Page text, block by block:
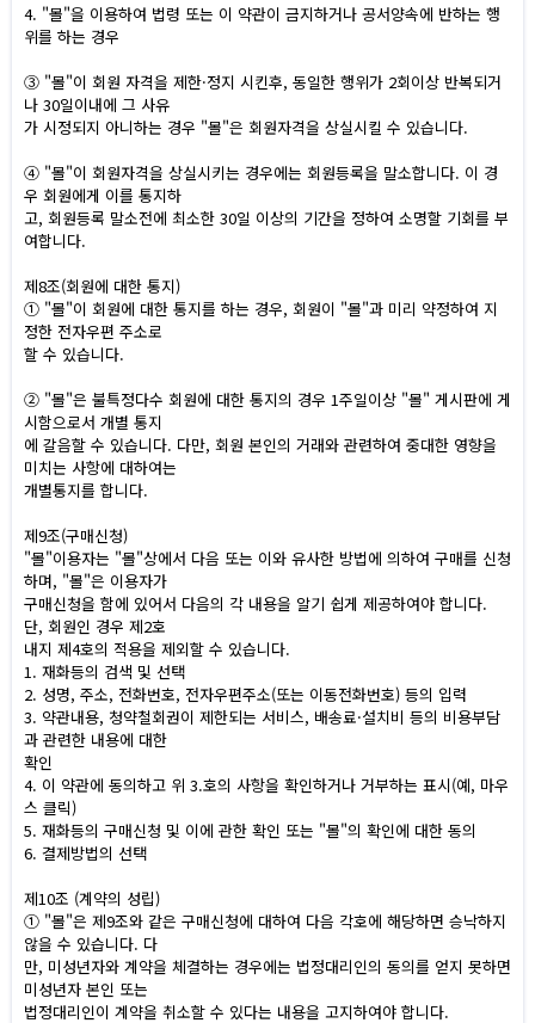
4. "몰"을 이용하여 법령 또는 이 약관이 금지하거나 공서양속에 반하는 행
위를 하는 경우
③ "몰"이 회원 자격을 제한·정지 시킨후, 동일한 행위가 2회이상 반복되거
나 30일이내에 그 사유
가 시정되지 아니하는 경우 "몰"은 회원자격을 상실시킬 수 있습니다.
④ "몰"이 회원자격을 상실시키는 경우에는 회원등록을 말소합니다. 이 경
우 회원에게 이를 통지하
고, 회원등록 말소전에 최소한 30일 이상의 기간을 정하여 소명할 기회를 부
여합니다.
제8조(회원에 대한 통지)
① "몰"이 회원에 대한 통지를 하는 경우, 회원이 "몰"과 미리 약정하여 지
정한 전자우편 주소로
할 수 있습니다.
② "몰"은 불특정다수 회원에 대한 통지의 경우 1주일이상 "몰" 게시판에 게
시함으로서 개별 통지
에 갈음할 수 있습니다. 다만, 회원 본인의 거래와 관련하여 중대한 영향을
미치는 사항에 대하여는
개별통지를 합니다.
제9조(구매신청)
"몰"이용자는 "몰"상에서 다음 또는 이와 유사한 방법에 의하여 구매를 신청
하며, "몰"은 이용자가
구매신청을 함에 있어서 다음의 각 내용을 알기 쉽게 제공하여야 합니다.
단, 회원인 경우 제2호
내지 제4호의 적용을 제외할 수 있습니다.
1. 재화등의 검색 및 선택
2. 성명, 주소, 전화번호, 전자우편주소(또는 이동전화번호) 등의 입력
3. 약관내용, 청약철회권이 제한되는 서비스, 배송료·설치비 등의 비용부담
과 관련한 내용에 대한
확인
4. 이 약관에 동의하고 위 3.호의 사항을 확인하거나 거부하는 표시(예, 마우
스 클릭)
5. 재화등의 구매신청 및 이에 관한 확인 또는 "몰"의 확인에 대한 동의
6. 결제방법의 선택
제10조 (계약의 성립)
① "몰"은 제9조와 같은 구매신청에 대하여 다음 각호에 해당하면 승낙하지
않을 수 있습니다. 다
만, 미성년자와 계약을 체결하는 경우에는 법정대리인의 동의를 얻지 못하면
미성년자 본인 또는
법정대리인이 계약을 취소할 수 있다는 내용을 고지하여야 합니다.